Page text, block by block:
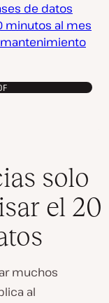
de datos
minutos al mes
solo
el 20
muchos
al